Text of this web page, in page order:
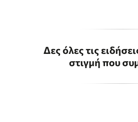
Δες όλες τις
στιγμή που